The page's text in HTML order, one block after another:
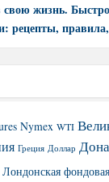
жизнь.
рецепты,
Nymex WTI
Греция Доллар
Лондонская